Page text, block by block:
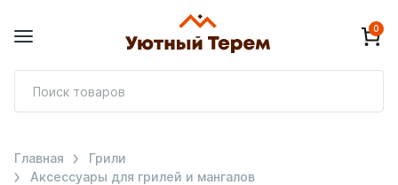
0
Главная
Грили
Аксессуары для грилей и мангалов